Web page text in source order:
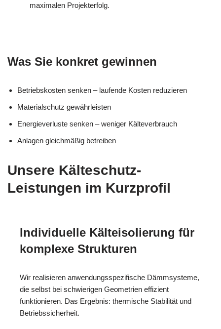
maximalen Projekterfolg.
Was Sie konkret gewinnen
Betriebskosten senken – laufende Kosten reduzieren
Materialschutz gewährleisten
Energieverluste senken – weniger Kälteverbrauch
Anlagen gleichmäßig betreiben
Unsere Kälteschutz-
Leistungen im Kurzprofil
Individuelle Kälteisolierung für
komplexe Strukturen
Wir realisieren anwendungsspezifische Dämmsysteme,
die selbst bei schwierigen Geometrien effizient
funktionieren. Das Ergebnis: thermische Stabilität und
Betriebssicherheit.